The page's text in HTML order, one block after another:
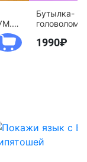
Бутылка-
агентство
1990